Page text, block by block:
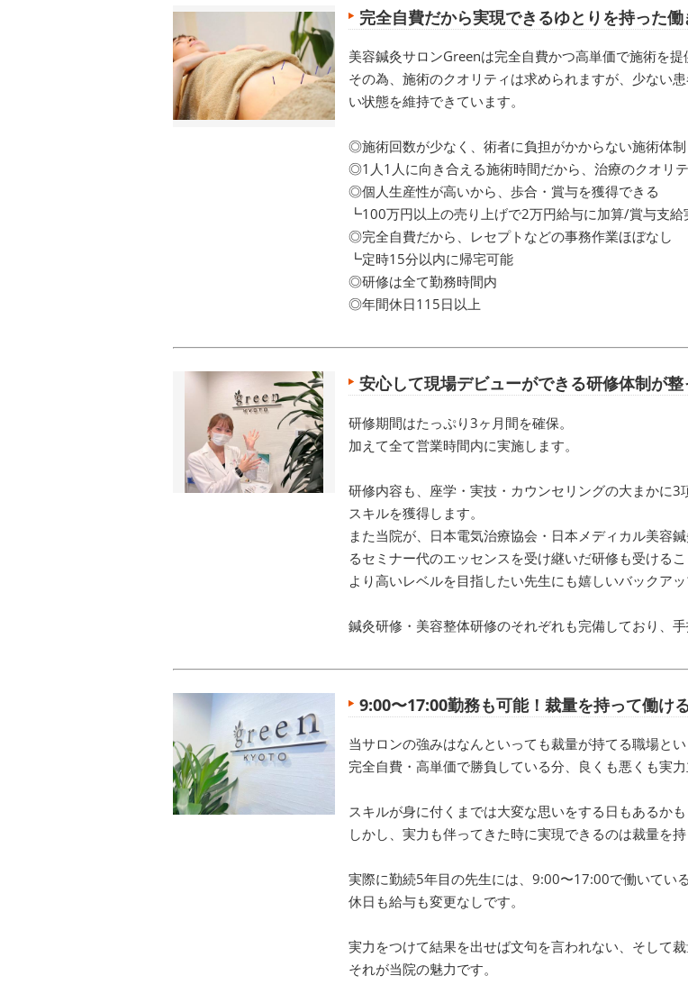
完全自費だから実現できるゆとりを持った働
美容鍼灸サロンGreenは完全自費かつ高単価で施術を提
その為、施術のクオリティは求められますが、少ない
い状態を維持できています。
◎施術回数が少なく、術者に負担がかからない施術体制
◎1人1人に向き合える施術時間だから、治療のクオリ
◎個人生産性が高いから、歩合・賞与を獲得できる
┗100万円以上の売り上げで2万円給与に加算/賞与支給
◎完全自費だから、レセプトなどの事務作業ほぼなし
┗定時15分以内に帰宅可能
◎研修は全て勤務時間内
◎年間休日115日以上
安心して現場デビューができる研修体制が整
研修期間はたっぷり3ヶ月間を確保。
加えて全て営業時間内に実施します。
研修内容も、座学・実技・カウンセリングの大まかに
スキルを獲得します。
また当院が、日本電気治療協会・日本メディカル美容
るセミナー代のエッセンスを受け継いだ研修も受けるこ
より高いレベルを目指したい先生にも嬉しいバックア
鍼灸研修・美容整体研修のそれぞれも完備しており、
9:00〜17:00勤務も可能！裁量を持って働け
当サロンの強みはなんといっても裁量が持てる職場とい
完全自費・高単価で勝負している分、良くも悪くも実力
スキルが身に付くまでは大変な思いをする日もあるかも
しかし、実力も伴ってきた時に実現できるのは裁量を持
実際に勤続5年目の先生には、9:00〜17:00で働いてい
休日も給与も変更なしです。
実力をつけて結果を出せば文句を言われない、そして裁
それが当院の魅力です。